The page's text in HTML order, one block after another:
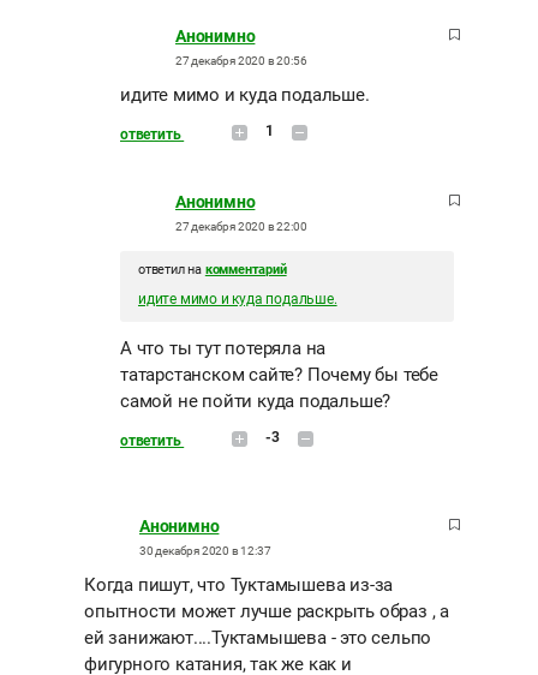
Анонимно
27 декабря 2020 в 20:56
идите мимо и куда подальше.
ответить 1
Анонимно
27 декабря 2020 в 22:00
ответил на комментарий
идите мимо и куда подальше.
А что ты тут потеряла на
татарстанском сайте? Почему бы тебе
самой не пойти куда подальше?
ответить -3
Анонимно
30 декабря 2020 в 12:37
Когда пишут, что Туктамышева из-за
опытности может лучше раскрыть образ , а
ей занижают....Туктамышева - это сельпо
фигурного катания, так же как и